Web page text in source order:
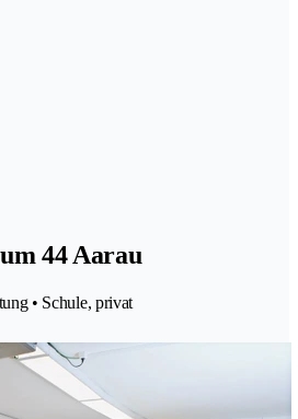
44 Aarau
• Schule, privat